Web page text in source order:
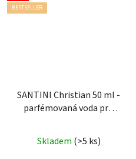
BESTSELLER
SANTINI Christian 50 ml -
parfémovaná voda pro
hodnocení
Skladem (>5 ks)